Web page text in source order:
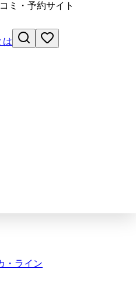
ミ・予約サイト
は
・ライン